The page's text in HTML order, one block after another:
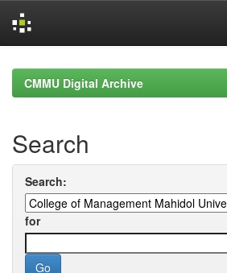
navigationCMMU Digital Archive
Search
Search:
for